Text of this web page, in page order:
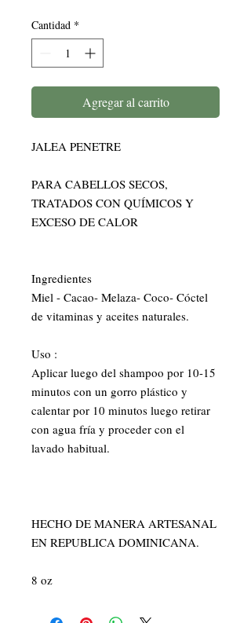
Cantidad *
Agregar al carrito
JALEA PENETRE
PARA CABELLOS SECOS,
TRATADOS CON QUÍMICOS Y
EXCESO DE CALOR
Ingredientes
Miel - Cacao- Melaza- Coco- Cóctel
de vitaminas y aceites naturales.
Uso :
Aplicar luego del shampoo por 10-15
minutos con un gorro plástico y
calentar por 10 minutos luego retirar
con agua fría y proceder con el
lavado habitual.
HECHO DE MANERA ARTESANAL
EN REPUBLICA DOMINICANA.
8 oz